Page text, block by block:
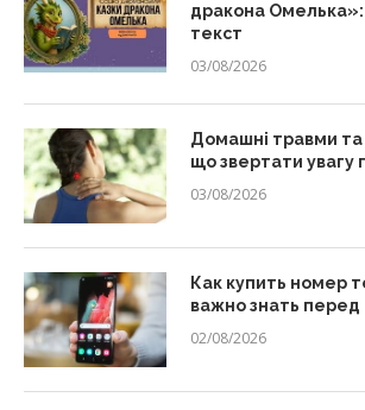
дракона Омелька»:
текст
03/08/2026
Домашні травми та
що звертати увагу
03/08/2026
Как купить номер
важно знать
02/08/2026